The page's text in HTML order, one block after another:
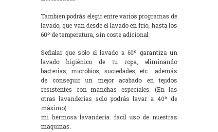
Tambien podrás elegir entre varios programas de
lavado, que van desde el lavado en frío, hasta los
60º de temperatura, sin coste adicional.
Señalar que solo el lavado a 60º garantiza un
lavado higiénico de tu ropa, eliminando
bacterias, microbios, suciedades, etc… además
de conseguir un mejor acabado en tejidos
resistentes con manchas especiales. (En las
otras lavanderías solo podrás lavar a 40º de
máximo)
mi hermosa lavandería: facil uso de nuestras
maquinas.